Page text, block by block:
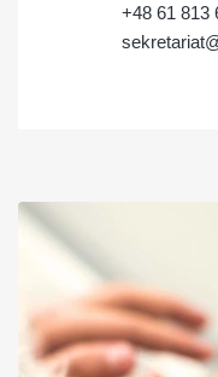
+48 61 813